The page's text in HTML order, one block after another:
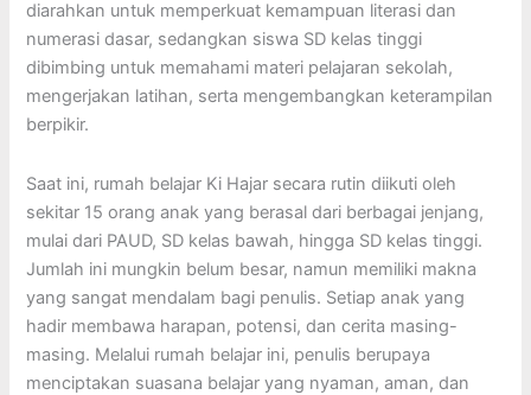
diarahkan untuk memperkuat kemampuan literasi dan
numerasi dasar, sedangkan siswa SD kelas tinggi
dibimbing untuk memahami materi pelajaran sekolah,
mengerjakan latihan, serta mengembangkan keterampilan
berpikir.
Saat ini, rumah belajar Ki Hajar secara rutin diikuti oleh
sekitar 15 orang anak yang berasal dari berbagai jenjang,
mulai dari PAUD, SD kelas bawah, hingga SD kelas tinggi.
Jumlah ini mungkin belum besar, namun memiliki makna
yang sangat mendalam bagi penulis. Setiap anak yang
hadir membawa harapan, potensi, dan cerita masing-
masing. Melalui rumah belajar ini, penulis berupaya
menciptakan suasana belajar yang nyaman, aman, dan